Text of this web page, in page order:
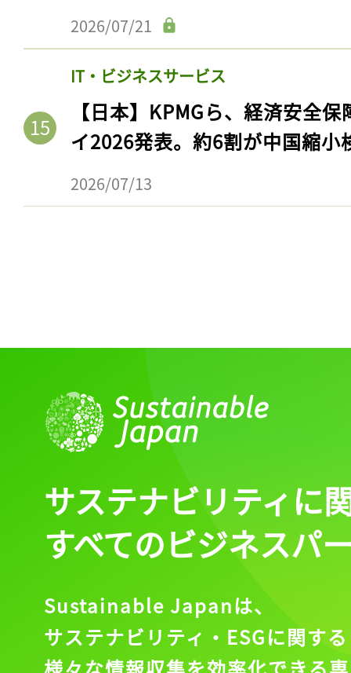
2026/07/21
IT・ビジネスサービス
【日本】KPMGら、経済安全
イ2026発表。約6割が中国縮小
2026/07/13
サステナビリティに
すべてのビジネスパ
Sustainable Japanは、
サステナビリティ・ESGに関する